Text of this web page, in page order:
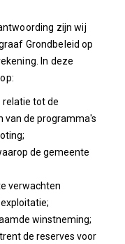
zijn wij
Grondbeleid op
In deze
relatie tot de
van de programma's
de gemeente
verwachten
winstneming;
de reserves voor